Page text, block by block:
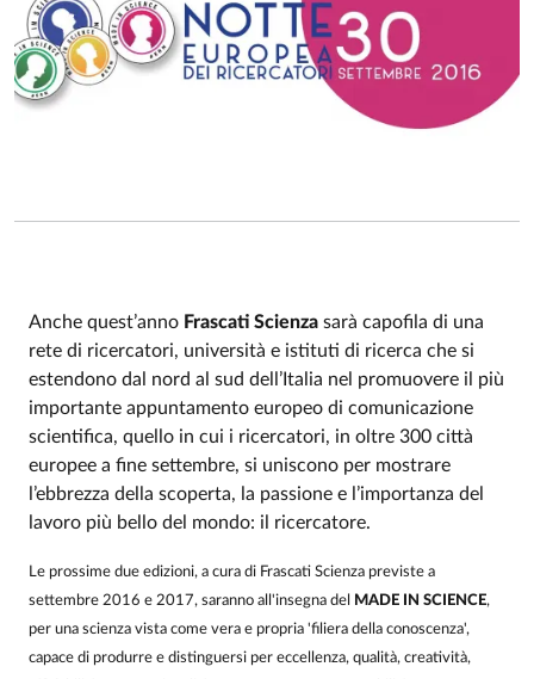
Anche quest’anno Frascati Scienza sarà capofila di una
rete di ricercatori, università e istituti di ricerca che si
estendono dal nord al sud dell’Italia nel promuovere il più
importante appuntamento europeo di comunicazione
scientifica, quello in cui i ricercatori, in oltre 300 città
europee a fine settembre, si uniscono per mostrare
l’ebbrezza della scoperta, la passione e l’importanza del
lavoro più bello del mondo: il ricercatore.
Le prossime due edizioni, a cura di Frascati Scienza previste a
settembre 2016 e 2017, saranno all'insegna del
MADE IN SCIENCE,
per una scienza vista come vera e propria 'filiera della conoscenza',
capace di produrre e distinguersi per eccellenza, qualità, creatività,